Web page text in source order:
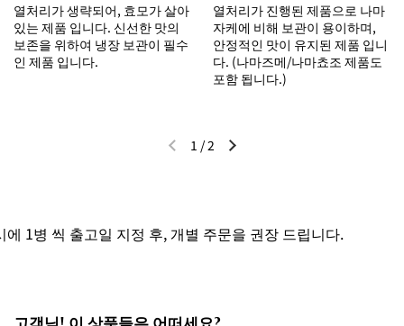
열처리가 생략되어, 효모가 살아
있는 제품 입니다. 신선한 맛의
보존을 위하여 냉장 보관이 필수
인 제품 입니다.
열처리가 진행된 제품으로 나마
자케에 비해 보관이 용이하며,
안정적인 맛이 유지된 제품 입니
다. (나마즈메/나마쵸조 제품도
포함 됩니다.)
이전 슬라이드다음 슬라이드
1 /2
병 씩 출고일 지정 후, 개별 주문을 권장 드립니다.